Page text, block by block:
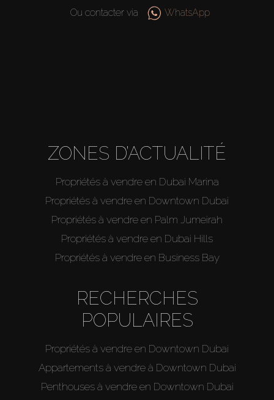
Ou contacter via WhatsApp
ZONES D’ACTUALITÉ
Propriétés à vendre en Dubai Marina
Propriétés à vendre en Downtown Dubai
Propriétés à vendre en Palm Jumeirah
Propriétés à vendre en Dubai Hills
Propriétés à vendre en Business Bay
RECHERCHES
POPULAIRES
Propriétés à vendre en Downtown Dubai
Appartements à vendre à Downtown Dubai
Penthouses à vendre en Downtown Dubai